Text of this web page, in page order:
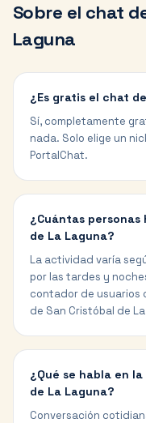
Sobre el chat
Laguna
¿Es gratis el chat
Sí, completamente
nada. Solo elige un
PortalChat.
¿Cuántas
de La Laguna?
La actividad varía
por las tardes y
contador de usuarios
de San Cristóbal de
¿Qué se habla en
de La Laguna?
Conversación